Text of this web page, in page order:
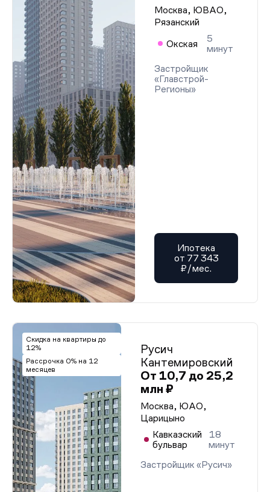
Москва, ЮВАО,
Рязанский
Окская
5
минут
Застройщик
«Главстрой-
Регионы»
Ипотека
от 77 343
₽/мес.
Скидка на квартиры до
12%
Рассрочка 0% на 12
месяцев
Русич
Кантемировский
От 10,7 до 25,2
млн ₽
Москва, ЮАО,
Царицыно
Кавказский
бульвар
18
минут
Застройщик «Русич»